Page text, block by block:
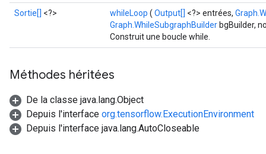
Sortie[] <?> whileLoop ( Output[] <?> entrées,
Graph.WhileSubgraphBuilder bgBuilder,
Construit une boucle while.
Méthodes héritées
De la classe java.lang.Object
Depuis l'interface org.tensorflow.ExecutionEnvironment
Depuis l'interface java.lang.AutoCloseable